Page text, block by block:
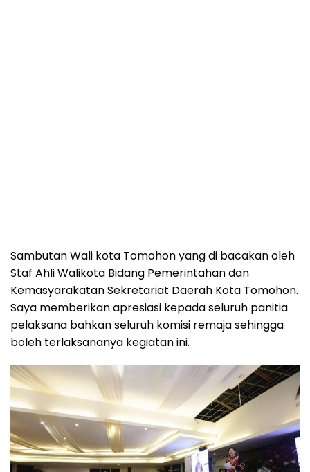
Sambutan Wali kota Tomohon yang di bacakan oleh
Staf Ahli Walikota Bidang Pemerintahan dan
Kemasyarakatan Sekretariat Daerah Kota Tomohon.
Saya memberikan apresiasi kepada seluruh panitia
pelaksana bahkan seluruh komisi remaja sehingga
boleh terlaksananya kegiatan ini.